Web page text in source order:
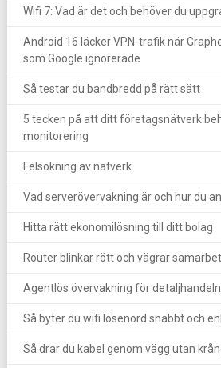
Wifi 7: Vad är det och behöver du
Android 16 läcker VPN-trafik när
som Google ignorerade
Så testar du bandbredd på rätt sätt
5 tecken på att ditt företagsnätverk
monitorering
Felsökning av nätverk
Vad serverövervakning är och hur du
Hitta rätt ekonomilösning till ditt bolag
Router blinkar rött och vägrar
Agentlös övervakning för detaljhandeln
Så byter du wifi lösenord snabbt och
Så drar du kabel genom vägg utan